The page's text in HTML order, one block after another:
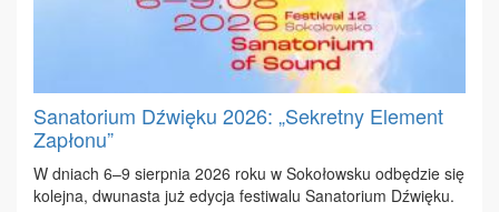
Sanatorium Dźwięku 2026: „Sekretny Element
Zapłonu”
W dniach 6–9 sierp­nia 2026 ro­ku w So­ko­łow­sku od­bę­dzie się
ko­lej­na, dwu­na­sta już edy­cja fe­sti­wa­lu Sa­na­to­rium Dźwię­ku.